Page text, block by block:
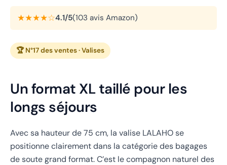
★★★★☆4.1/5(103 avis Amazon)
🏆 N°17 des ventes · Valises
Un format XL taillé pour les
longs séjours
Avec sa hauteur de 75 cm, la valise LALAHO se
positionne clairement dans la catégorie des bagages
de soute grand format. C’est le compagnon naturel des